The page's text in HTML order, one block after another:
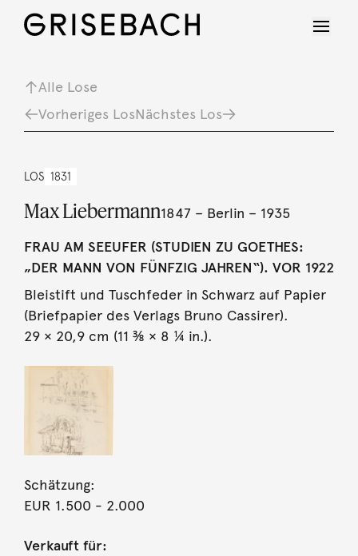
Alle Lose
Vorheriges LosNächstes Los
LOS 1831
Max Liebermann1847 – Berlin – 1935
FRAU AM SEEUFER (STUDIEN ZU GOETHES:
„DER MANN VON FÜNFZIG JAHREN“). VOR 1922
Bleistift und Tuschfeder in Schwarz auf Papier
(Briefpapier des Verlags Bruno Cassirer).
29 × 20,9 cm (11 ⅜ × 8 ¼ in.).
Schätzung:
EUR 1.500 - 2.000
Verkauft für: